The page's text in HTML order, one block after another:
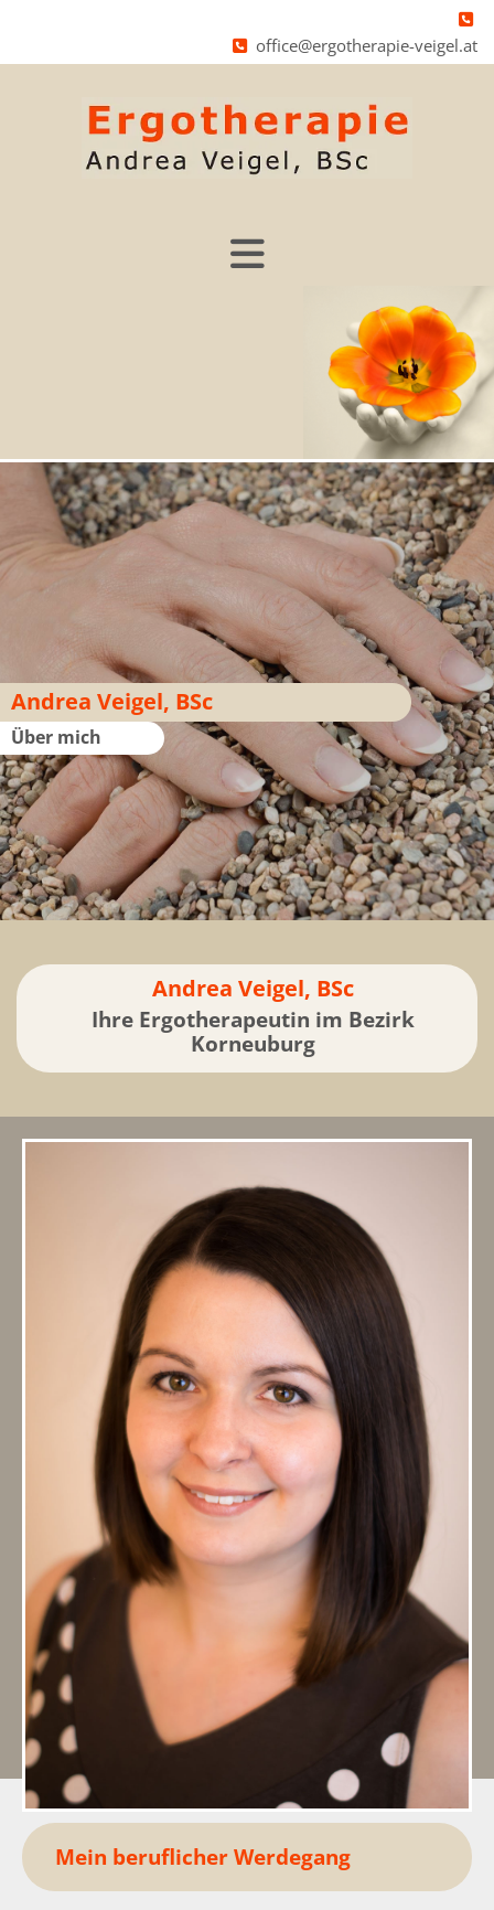


office@ergotherapie-veigel.at
Andrea Veigel, BSc
Über mich
Andrea Veigel, BSc
Ihre Ergotherapeutin im Bezirk
Korneuburg
Mein beruflicherWerdegang